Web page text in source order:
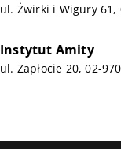
ul. Żwirki i Wigury 61,
Instytut Amity
ul. Zapłocie 20, 02-